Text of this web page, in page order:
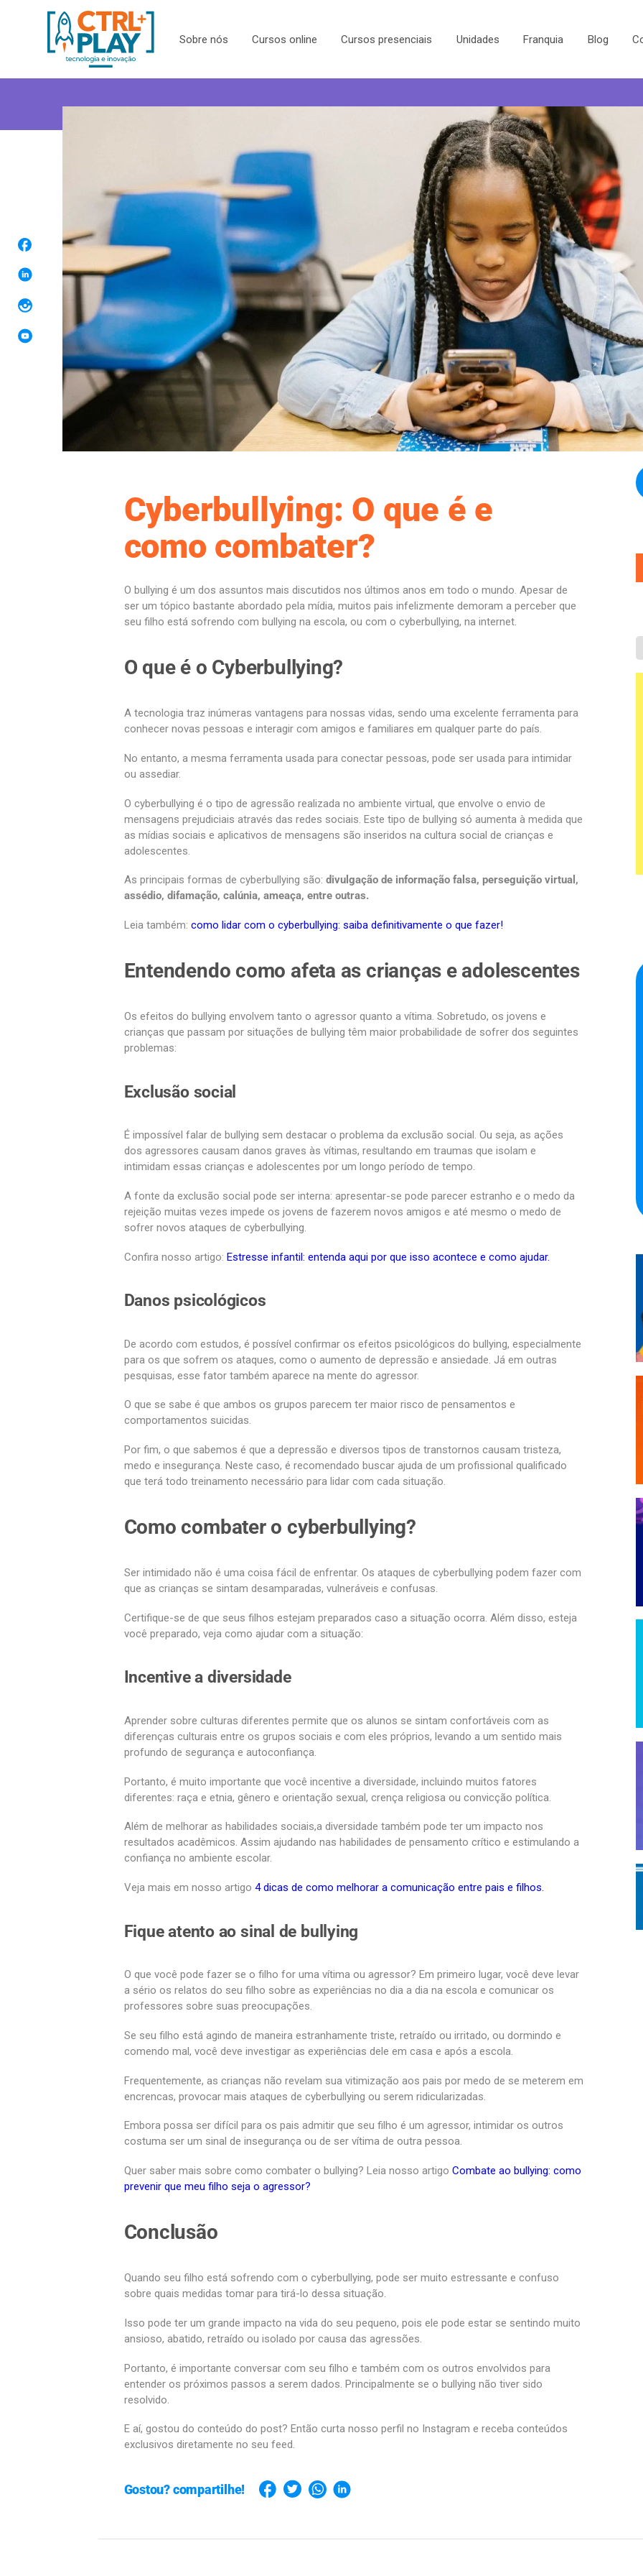
Sobre nós Cursos online Cursos presenciais Unidades Franquia Blog
Cyberbullying: O que é e
como combater?
O bullying é um dos assuntos mais discutidos nos últimos anos em todo o mundo. Apesar de
ser um tópico bastante abordado pela mídia, muitos pais infelizmente demoram a perceber que
seu filho está sofrendo com bullying na escola, ou com o cyberbullying, na internet.
O que é o Cyberbullying?
A tecnologia traz inúmeras vantagens para nossas vidas, sendo uma excelente ferramenta para
conhecer novas pessoas e interagir com amigos e familiares em qualquer parte do país.
No entanto, a mesma ferramenta usada para conectar pessoas, pode ser usada para intimidar
ou assediar.
O cyberbullying é o tipo de agressão realizada no ambiente virtual, que envolve o envio de
mensagens prejudiciais através das redes sociais. Este tipo de bullying só aumenta à medida que
as mídias sociais e aplicativos de mensagens são inseridos na cultura social de crianças e
adolescentes.
As principais formas de cyberbullying são: divulgação de informação falsa, perseguição virtual,
assédio, difamação, calúnia, ameaça, entre outras.
Leia também: como lidar com o cyberbullying: saiba definitivamente o que fazer!
Entendendo como afeta as crianças e adolescentes
Os efeitos do bullying envolvem tanto o agressor quanto a vítima. Sobretudo, os jovens e
crianças que passam por situações de bullying têm maior probabilidade de sofrer dos seguintes
problemas:
Exclusão social
É impossível falar de bullying sem destacar o problema da exclusão social. Ou seja, as ações
dos agressores causam danos graves às vítimas, resultando em traumas que isolam e
intimidam essas crianças e adolescentes por um longo período de tempo.
A fonte da exclusão social pode ser interna: apresentar-se pode parecer estranho e o medo da
rejeição muitas vezes impede os jovens de fazerem novos amigos e até mesmo o medo de
sofrer novos ataques de cyberbullying.
Confira nosso artigo: Estresse infantil: entenda aqui por que isso acontece e como ajudar.
Danos psicológicos
De acordo com estudos, é possível confirmar os efeitos psicológicos do bullying, especialmente
para os que sofrem os ataques, como o aumento de depressão e ansiedade. Já em outras
pesquisas, esse fator também aparece na mente do agressor.
O que se sabe é que ambos os grupos parecem ter maior risco de pensamentos e
comportamentos suicidas.
Por fim, o que sabemos é que a depressão e diversos tipos de transtornos causam tristeza,
medo e insegurança. Neste caso, é recomendado buscar ajuda de um profissional qualificado
que terá todo treinamento necessário para lidar com cada situação.
Como combater o cyberbullying?
Ser intimidado não é uma coisa fácil de enfrentar. Os ataques de cyberbullying podem fazer com
que as crianças se sintam desamparadas, vulneráveis ​​e confusas.
Certifique-se de que seus filhos estejam preparados caso a situação ocorra. Além disso, esteja
você preparado, veja como ajudar com a situação:
Incentive a diversidade
Aprender sobre culturas diferentes permite que os alunos se sintam confortáveis ​​com as
diferenças culturais entre os grupos sociais e com eles próprios, levando a um sentido mais
profundo de segurança e autoconfiança.
Portanto, é muito importante que você incentive a diversidade, incluindo muitos fatores
diferentes: raça e etnia, gênero e orientação sexual, crença religiosa ou convicção política.
Além de melhorar as habilidades sociais,a diversidade também pode ter um impacto nos
resultados acadêmicos. Assim ajudando nas habilidades de pensamento crítico e estimulando a
confiança no ambiente escolar.
Veja mais em nosso artigo 4 dicas de como melhorar a comunicação entre pais e filhos.
Fique atento ao sinal de bullying
O que você pode fazer se o filho for uma vítima ou agressor? Em primeiro lugar, você deve levar
a sério os relatos do seu filho sobre as experiências no dia a dia na escola e comunicar os
professores sobre suas preocupações.
Se seu filho está agindo de maneira estranhamente triste, retraído ou irritado, ou dormindo e
comendo mal, você deve investigar as experiências dele em casa e após a escola.
Frequentemente, as crianças não revelam sua vitimização aos pais por medo de se meterem em
encrencas, provocar mais ataques de cyberbullying ou serem ridicularizadas.
Embora possa ser difícil para os pais admitir que seu filho é um agressor, intimidar os outros
costuma ser um sinal de insegurança ou de ser vítima de outra pessoa.
Quer saber mais sobre como combater o bullying? Leia nosso artigo Combate ao bullying: como
prevenir que meu filho seja o agressor?
Conclusão
Quando seu filho está sofrendo com o cyberbullying, pode ser muito estressante e confuso
sobre quais medidas tomar para tirá-lo dessa situação.
Isso pode ter um grande impacto na vida do seu pequeno, pois ele pode estar se sentindo muito
ansioso, abatido, retraído ou isolado por causa das agressões.
Portanto, é importante conversar com seu filho e também com os outros envolvidos para
entender os próximos passos a serem dados. Principalmente se o bullying não tiver sido
resolvido.
E aí, gostou do conteúdo do post? Então curta nosso perfil no Instagram e receba conteúdos
exclusivos diretamente no seu feed.
Gostou? compartilhe!